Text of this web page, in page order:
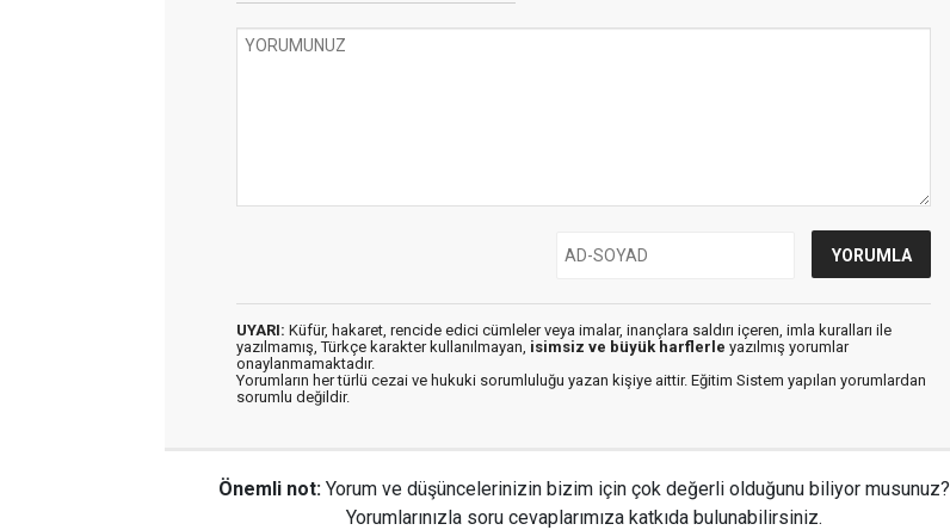
UYARI: Küfür, hakaret, rencide edici cümleler veya imalar, inançlara saldırı içeren, imla kuralları ile
yazılmamış, Türkçe karakter kullanılmayan, isimsiz ve büyük harflerle yazılmış yorumlar
onaylanmamaktadır.
Yorumların her türlü cezai ve hukuki sorumluluğu yazan kişiye aittir. Eğitim Sistem yapılan yorumlardan
sorumlu değildir.
Önemli not: Yorum ve düşüncelerinizin bizim için çok değerli olduğunu biliyor musunuz?
Yorumlarınızla soru cevaplarımıza katkıda bulunabilirsiniz.